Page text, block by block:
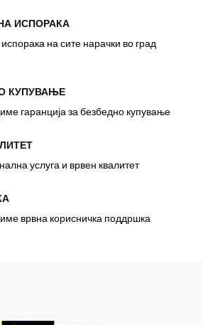
ИСПОРАКА
на сите нарачки во град
КУПУВАЊЕ
гаранција за безбедно купување
услуга и врвен квалитет
врвна корисничка поддршка